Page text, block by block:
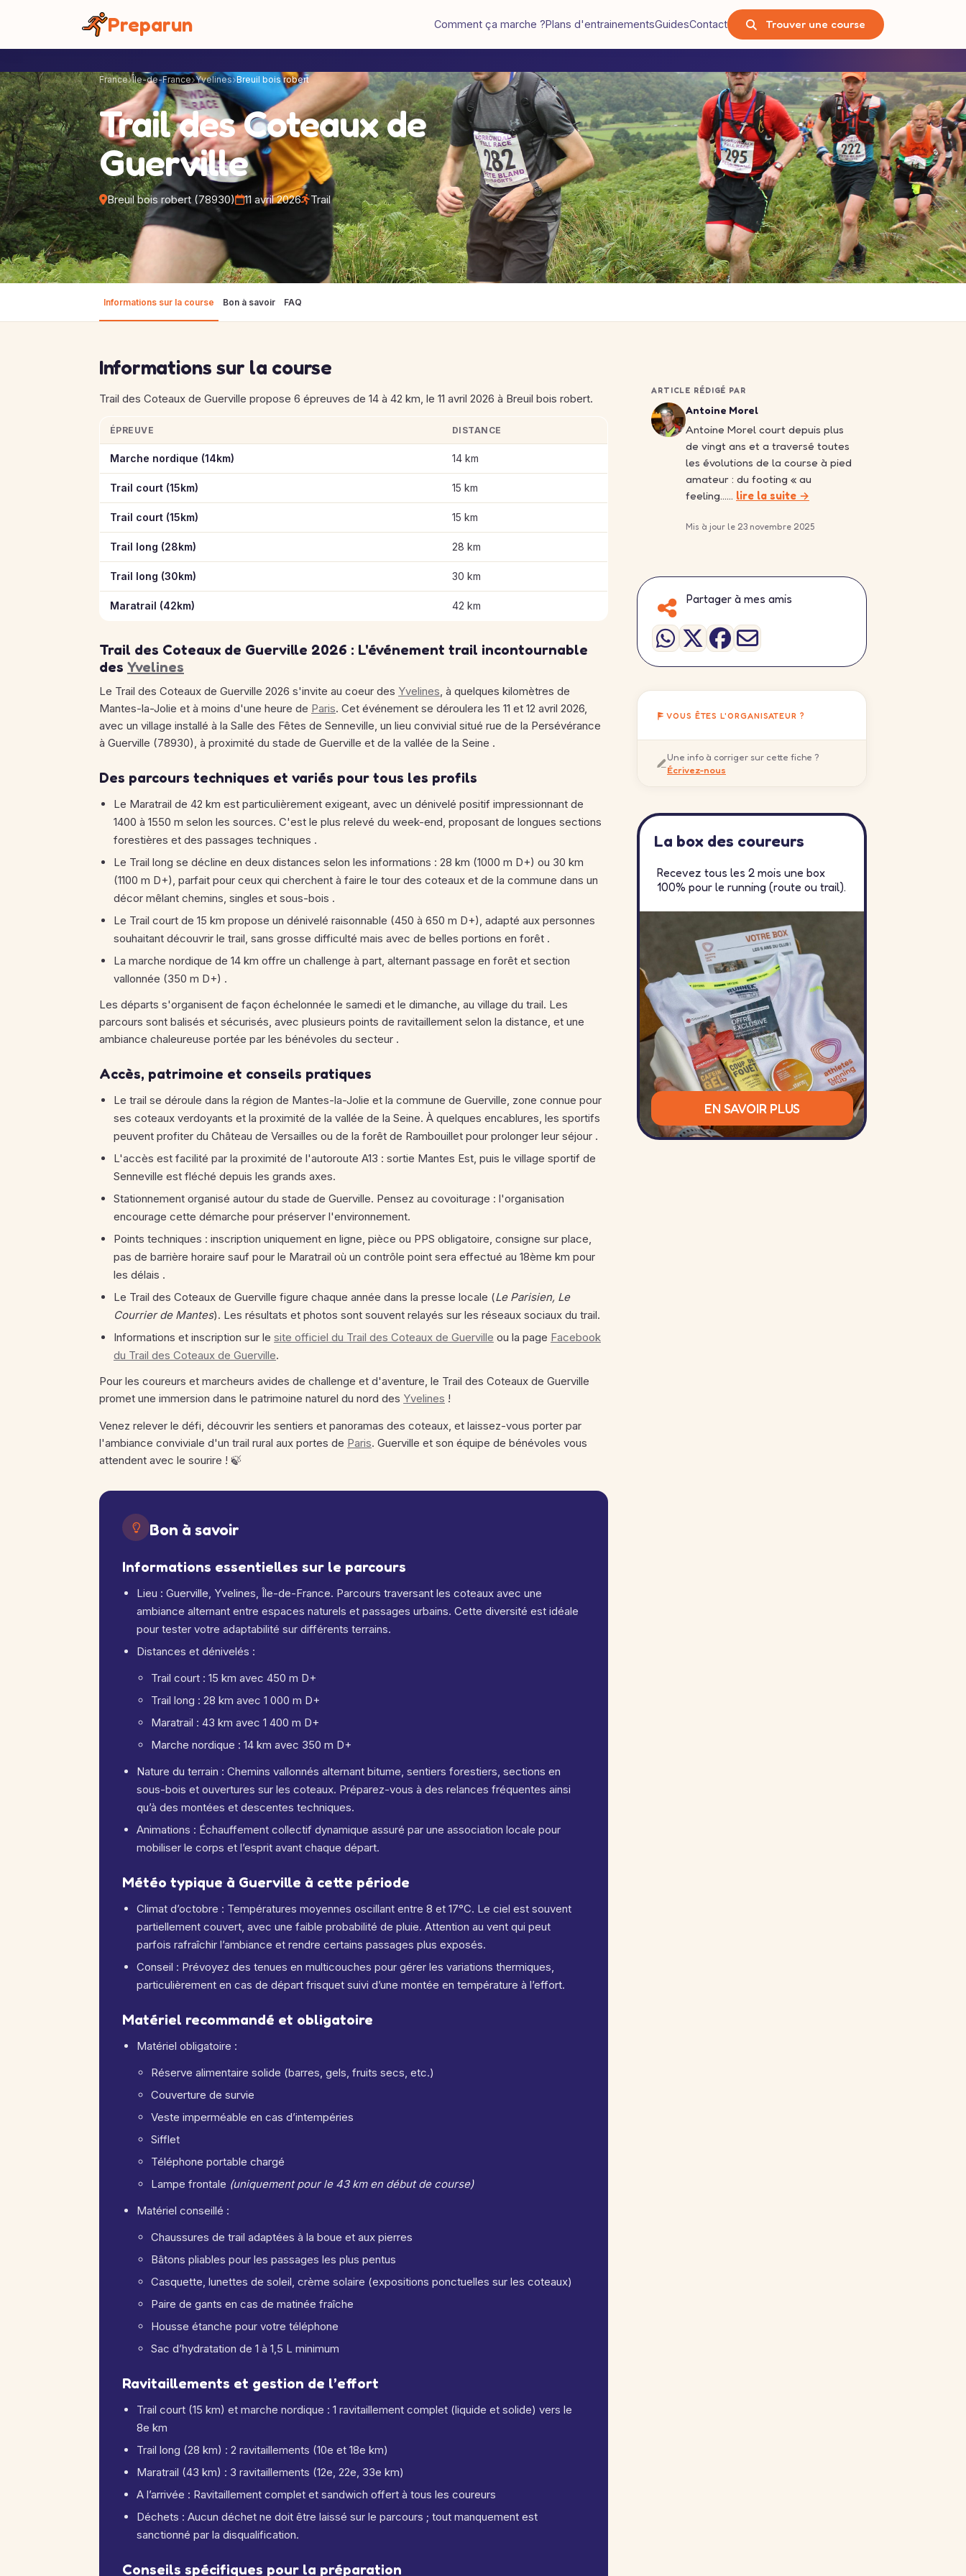
Preparun Comment ça marche ?Plans d'entrainementsGuidesContact Trouver une course
France Île-de-France Yvelines Breuil bois robert
Trail des Coteaux de
Guerville
Breuil bois robert (78930) 11 avril 2026 Trail
Informations sur la course Bon à savoir FAQ
Informations sur la course
Trail des Coteaux de Guerville propose 6 épreuves de 14 à 42 km, le 11 avril 2026 à Breuil bois robert.
Informations clés des épreuves de Trail des Coteaux de Guerville
ÉPREUVE DISTANCE
Marche nordique (14km) 14 km
Trail court (15km) 15 km
Trail court (15km) 15 km
Trail long (28km) 28 km
Trail long (30km) 30 km
Maratrail (42km) 42 km
Trail des Coteaux de Guerville 2026 : L'événement trail incontournable
des Yvelines
Le Trail des Coteaux de Guerville 2026 s'invite au coeur des Yvelines, à quelques kilomètres de
Mantes-la-Jolie et à moins d'une heure de Paris. Cet événement se déroulera les 11 et 12 avril 2026,
avec un village installé à la Salle des Fêtes de Senneville, un lieu convivial situé rue de la Persévérance
à Guerville (78930), à proximité du stade de Guerville et de la vallée de la Seine .
Des parcours techniques et variés pour tous les profils
Le Maratrail de 42 km est particulièrement exigeant, avec un dénivelé positif impressionnant de
1400 à 1550 m selon les sources. C'est le plus relevé du week-end, proposant de longues sections
forestières et des passages techniques .
Le Trail long se décline en deux distances selon les informations : 28 km (1000 m D+) ou 30 km
(1100 m D+), parfait pour ceux qui cherchent à faire le tour des coteaux et de la commune dans un
décor mêlant chemins, singles et sous-bois .
Le Trail court de 15 km propose un dénivelé raisonnable (450 à 650 m D+), adapté aux personnes
souhaitant découvrir le trail, sans grosse difficulté mais avec de belles portions en forêt .
La marche nordique de 14 km offre un challenge à part, alternant passage en forêt et section
vallonnée (350 m D+) .
Les départs s'organisent de façon échelonnée le samedi et le dimanche, au village du trail. Les
parcours sont balisés et sécurisés, avec plusieurs points de ravitaillement selon la distance, et une
ambiance chaleureuse portée par les bénévoles du secteur .
Accès, patrimoine et conseils pratiques
Le trail se déroule dans la région de Mantes-la-Jolie et la commune de Guerville, zone connue pour
ses coteaux verdoyants et la proximité de la vallée de la Seine. À quelques encablures, les sportifs
peuvent profiter du Château de Versailles ou de la forêt de Rambouillet pour prolonger leur séjour .
L'accès est facilité par la proximité de l'autoroute A13 : sortie Mantes Est, puis le village sportif de
Senneville est fléché depuis les grands axes.
Stationnement organisé autour du stade de Guerville. Pensez au covoiturage : l'organisation
encourage cette démarche pour préserver l'environnement.
Points techniques : inscription uniquement en ligne, pièce ou PPS obligatoire, consigne sur place,
pas de barrière horaire sauf pour le Maratrail où un contrôle point sera effectué au 18ème km pour
les délais .
Le Trail des Coteaux de Guerville figure chaque année dans la presse locale (Le Parisien, Le
Courrier de Mantes). Les résultats et photos sont souvent relayés sur les réseaux sociaux du trail.
Informations et inscription sur le site officiel du Trail des Coteaux de Guerville ou la page Facebook
du Trail des Coteaux de Guerville.
Pour les coureurs et marcheurs avides de challenge et d'aventure, le Trail des Coteaux de Guerville
promet une immersion dans le patrimoine naturel du nord des Yvelines !
Venez relever le défi, découvrir les sentiers et panoramas des coteaux, et laissez-vous porter par
l'ambiance conviviale d'un trail rural aux portes de Paris. Guerville et son équipe de bénévoles vous
attendent avec le sourire ! 🍃
Bon à savoir
Informations essentielles sur le parcours
Lieu : Guerville, Yvelines, Île-de-France. Parcours traversant les coteaux avec une
ambiance alternant entre espaces naturels et passages urbains. Cette diversité est idéale
pour tester votre adaptabilité sur différents terrains.
Distances et dénivelés :
Trail court : 15 km avec 450 m D+
Trail long : 28 km avec 1 000 m D+
Maratrail : 43 km avec 1 400 m D+
Marche nordique : 14 km avec 350 m D+
Nature du terrain : Chemins vallonnés alternant bitume, sentiers forestiers, sections en
sous-bois et ouvertures sur les coteaux. Préparez-vous à des relances fréquentes ainsi
qu’à des montées et descentes techniques.
Animations : Échauffement collectif dynamique assuré par une association locale pour
mobiliser le corps et l’esprit avant chaque départ.
Météo typique à Guerville à cette période
Climat d’octobre : Températures moyennes oscillant entre 8 et 17°C. Le ciel est souvent
partiellement couvert, avec une faible probabilité de pluie. Attention au vent qui peut
parfois rafraîchir l’ambiance et rendre certains passages plus exposés.
Conseil : Prévoyez des tenues en multicouches pour gérer les variations thermiques,
particulièrement en cas de départ frisquet suivi d’une montée en température à l’effort.
Matériel recommandé et obligatoire
Matériel obligatoire :
Réserve alimentaire solide (barres, gels, fruits secs, etc.)
Couverture de survie
Veste imperméable en cas d’intempéries
Sifflet
Téléphone portable chargé
Lampe frontale (uniquement pour le 43 km en début de course)
Matériel conseillé :
Chaussures de trail adaptées à la boue et aux pierres
Bâtons pliables pour les passages les plus pentus
Casquette, lunettes de soleil, crème solaire (expositions ponctuelles sur les coteaux)
Paire de gants en cas de matinée fraîche
Housse étanche pour votre téléphone
Sac d’hydratation de 1 à 1,5 L minimum
Ravitaillements et gestion de l’effort
Trail court (15 km) et marche nordique : 1 ravitaillement complet (liquide et solide) vers le
8e km
Trail long (28 km) : 2 ravitaillements (10e et 18e km)
Maratrail (43 km) : 3 ravitaillements (12e, 22e, 33e km)
A l’arrivée : Ravitaillement complet et sandwich offert à tous les coureurs
Déchets : Aucun déchet ne doit être laissé sur le parcours ; tout manquement est
sanctionné par la disqualification.
Conseils spécifiques pour la préparation
ARTICLE RÉDIGÉ PAR
Antoine Morel
Antoine Morel court depuis plus
de vingt ans et a traversé toutes
les évolutions de la course à pied
amateur : du footing « au
feeling…… lire la suite →
Mis à jour le 23 novembre 2025
Partager à mes amis
VOUS ÊTES L'ORGANISATEUR ?
Une info à corriger sur cette fiche ?
Écrivez-nous
La box des coureurs
Recevez tous les 2 mois une box
100% pour le running (route ou trail).
EN SAVOIR PLUS